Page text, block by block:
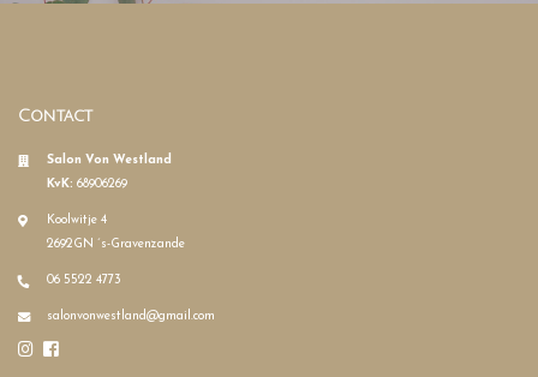
Contact
Salon Von Westland
KvK: 68906269
Koolwitje 4
2692GN ´s-Gravenzande
06 5522 4773
salonvonwestland@gmail.com